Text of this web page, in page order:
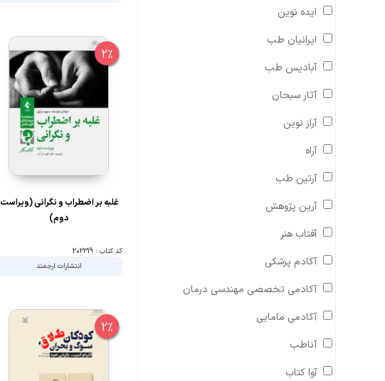
ایده نوین
ایرانیان طب
آبادیس طب
آثار سبحان
آراز نوین
آراه
آرتین طب
آرین پژوهش
آفتاب هنر
آکادم پزشکی
آکادمی تخصصی مهندسی درمان
آکادمی مامایی
آناطب
آوا کتاب
2%
غلبه بر اضطراب و نگرانی (ویراست
دوم)
کد کتاب : 202319
انتشارات ارجمند
2%